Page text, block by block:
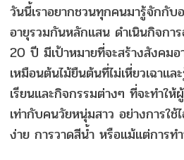
วันนี้เราอยากชวนทุกคนมารู้จักกั
อายุรวมกันหลักแสน ดำเนินกิจกา
20 ปี มีเป้าหมายที่จะสร้างสังคมอ
เหมือนต้นไม้ยืนต้นที่ไม่เหี่ยวเฉาแ
เรียนและกิจกรรมต่างๆ ที่จะทำให้
เท่ากับคนวัยหนุ่มสาว อย่างการใ
ง่าย การวาดสีน้ำ หรือแม้แต่การท